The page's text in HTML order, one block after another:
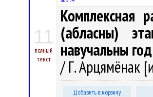
11
полный
текст
Комплексная
(абласны)
навучальны год
/ Г. Арцямёнак
Добавить в корзину